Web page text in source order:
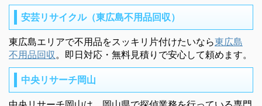
安芸リサイクル（東広島不用品回収）
東広島エリアで不用品をスッキリ片付けたいなら東広島
不用品回収 。即日対応・無料見積りで安心して頼めます。
中央リサーチ岡山